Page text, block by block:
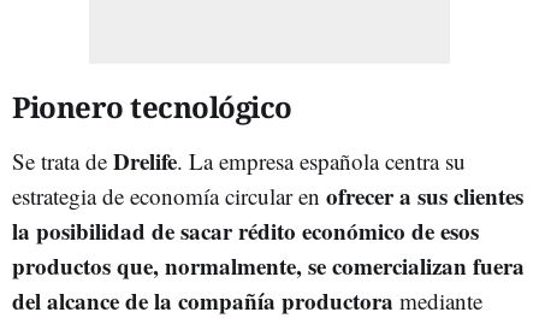
Pionero tecnológico
Se trata de Drelife. La empresa española centra su
estrategia de economía circular en ofrecer a sus clientes
la posibilidad de sacar rédito económico de esos
productos que, normalmente, se comercializan fuera
del alcance de la compañía productora mediante